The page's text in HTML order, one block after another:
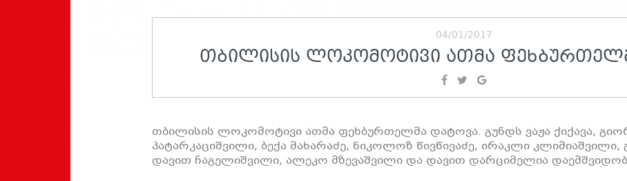
04/01/2017
ᲗᲑᲘᲚᲘᲡᲘᲡ ᲚᲝᲙᲝᲛᲝᲢᲘᲕᲘ ᲐᲗᲛᲐ
თბილისის ლოკომოტივი ათმა ფეხბურთელმა დატოვა. გუნდს ვაჟა ქიქავა,
პატარკაციშვილი, ბექა მახარაძე, ნიკოლოზ წივწივაძე, ირაკლი
დავით ჩაგელიშვილი, ალეკო მზევაშვილი და დავით დარციმელია